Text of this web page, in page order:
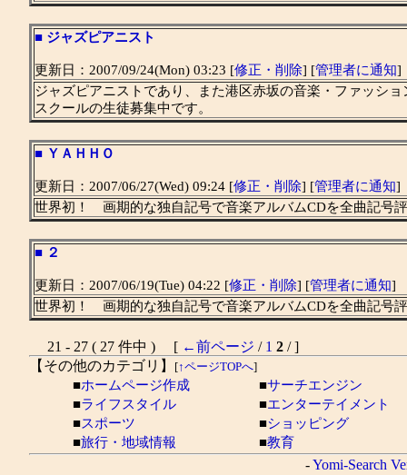
■ ジャズピアニスト
更新日：2007/09/24(Mon) 03:23 [修正・削除] [管理者に通知]
ジャズピアニストであり、また港区赤坂の音楽・ファッシ
スクールの生徒募集中です。
■ ＹＡＨＨＯ
更新日：2007/06/27(Wed) 09:24 [修正・削除] [管理者に通知]
世界初！ 画期的な独自記号で音楽アルバムCDを全曲記号
■ ２
更新日：2007/06/19(Tue) 04:22 [修正・削除] [管理者に通知]
世界初！ 画期的な独自記号で音楽アルバムCDを全曲記号
21 - 27 ( 27 件中 ) [ ←前ページ / 1 2 / ]
【その他のカテゴリ】
[↑ページTOPへ]
■ホームページ作成 ■サーチエンジン
■ライフスタイル ■エンターテイメント
■スポーツ ■ショッピング
■旅行・地域情報 ■教育
-Yomi-Search